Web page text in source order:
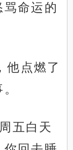
命运的
他点燃了
五白天